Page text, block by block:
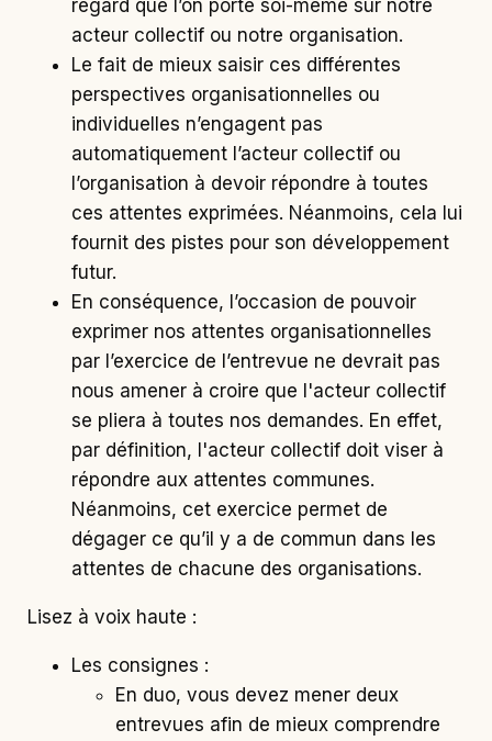
regard que l’on porte soi-même sur notre
acteur collectif ou notre organisation.
Le fait de mieux saisir ces différentes
perspectives organisationnelles ou
individuelles n’engagent pas
automatiquement l’acteur collectif ou
l’organisation à devoir répondre à toutes
ces attentes exprimées. Néanmoins, cela lui
fournit des pistes pour son développement
futur.
En conséquence, l’occasion de pouvoir
exprimer nos attentes organisationnelles
par l’exercice de l’entrevue ne devrait pas
nous amener à croire que l'acteur collectif
se pliera à toutes nos demandes. En effet,
par définition, l'acteur collectif doit viser à
répondre aux attentes communes.
Néanmoins, cet exercice permet de
dégager ce qu’il y a de commun dans les
attentes de chacune des organisations.
Lisez à voix haute :
Les consignes :
En duo, vous devez mener deux
entrevues afin de mieux comprendre